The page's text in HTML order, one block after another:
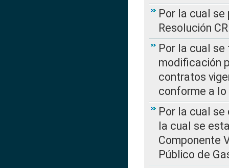
Por la cual
Resolución
Por la cual
modificación
contratos
conforme a lo
Por la cual se
la cual se
Componente
Público de